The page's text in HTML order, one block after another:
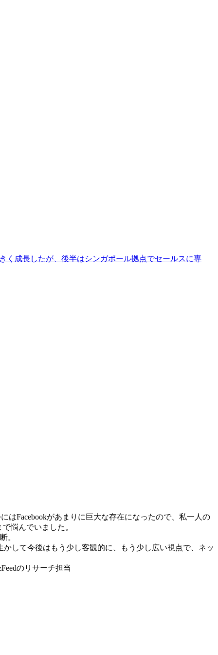
く成長したが、後半はシンガポール拠点でセールスに専
はFacebookがあまりに巨大な存在になったので、私一人の
悩んでいました。
。
して今後はもう少し客観的に、もう少し広い視点で、ネッ
のリサーチ担当